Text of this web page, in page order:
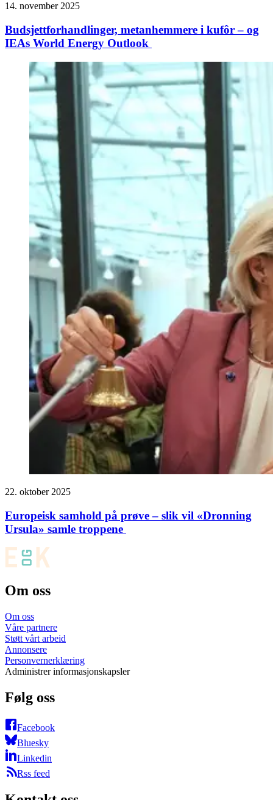
14. november 2025
Budsjett­forhandlinger, metanhemmere i kufôr – og
IEAs World Energy Outlook
22. oktober 2025
Europeisk samhold på prøve – slik vil «Dronning
Ursula» samle troppene
Om oss
Om oss
Våre partnere
Støtt vårt arbeid
Annonsere
Personvernerklæring
Administrer informasjonskapsler
Følg oss
Facebook
Bluesky
Linkedin
Rss feed